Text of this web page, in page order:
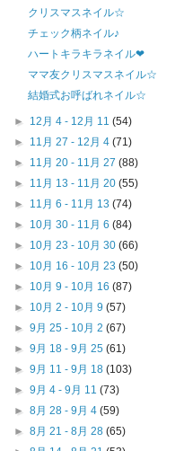
クリスマスネイル☆
チェック柄ネイル♪
ハートキラキラネイル❤
ママ友クリスマスネイル☆
結婚式お呼ばれネイル☆
► 12月 4 - 12月 11(54)
► 11月 27 - 12月 4(71)
► 11月 20 - 11月 27(88)
► 11月 13 - 11月 20(55)
► 11月 6 - 11月 13(74)
► 10月 30 - 11月 6(84)
► 10月 23 - 10月 30(66)
► 10月 16 - 10月 23(50)
► 10月 9 - 10月 16(87)
► 10月 2 - 10月 9(57)
►9月 25 - 10月 2(67)
►9月 18 - 9月 25(61)
►9月 11 - 9月 18(103)
►9月 4 - 9月 11(73)
►8月 28 - 9月 4(59)
►8月 21 - 8月 28(65)